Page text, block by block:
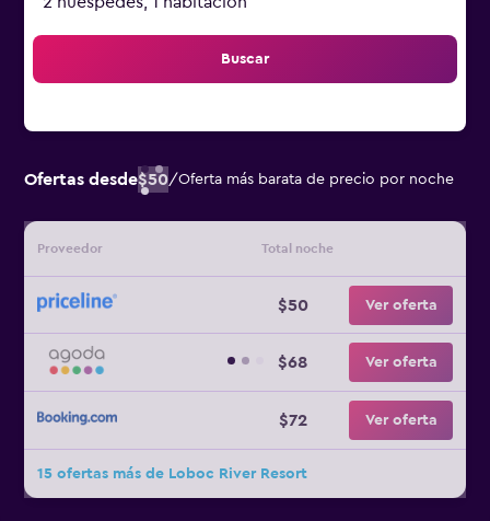
Buscar
Ofertas desde$50/Oferta más barata de precio por noche
Proveedor Total noche
$50 Ver oferta
$68 Ver oferta
$72 Ver oferta
15 ofertas más de Loboc River Resort